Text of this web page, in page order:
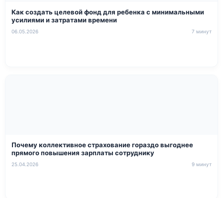
Как создать целевой фонд для ребенка с минимальными
усилиями и затратами времени
06.05.2026 7 минут
Почему коллективное страхование гораздо выгоднее
прямого повышения зарплаты сотруднику
25.04.2026 9 минут